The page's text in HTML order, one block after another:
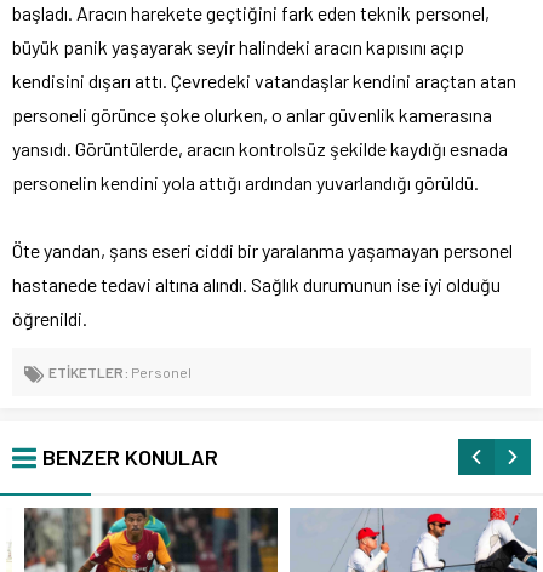
başladı. Aracın harekete geçtiğini fark eden teknik personel,
büyük panik yaşayarak seyir halindeki aracın kapısını açıp
kendisini dışarı attı. Çevredeki vatandaşlar kendini araçtan atan
personeli görünce şoke olurken, o anlar güvenlik kamerasına
yansıdı. Görüntülerde, aracın kontrolsüz şekilde kaydığı esnada
personelin kendini yola attığı ardından yuvarlandığı görüldü.
Öte yandan, şans eseri ciddi bir yaralanma yaşamayan personel
hastanede tedavi altına alındı. Sağlık durumunun ise iyi olduğu
öğrenildi.
ETİKETLER: Personel
BENZER KONULAR